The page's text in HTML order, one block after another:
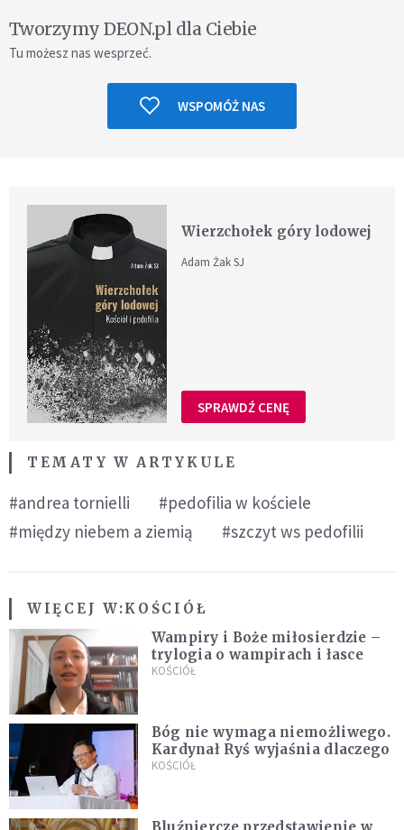
Tworzymy DEON.pl dla Ciebie
Tu możesz nas wesprzeć.
WSPOMÓŻ NAS
Wierzchołek góry lodowej
Adam Żak SJ
SPRAWDŹ CENĘ
TEMATY W ARTYKULE
#andrea tornielli
#pedofilia w kościele
#między niebem a ziemią
#szczyt ws pedofilii
WIĘCEJ W:KOŚCIÓŁ
Wampiry i Boże miłosierdzie –
trylogia o wampirach i łasce
KOŚCIÓŁ
Bóg nie wymaga niemożliwego.
Kardynał Ryś wyjaśnia dlaczego
KOŚCIÓŁ